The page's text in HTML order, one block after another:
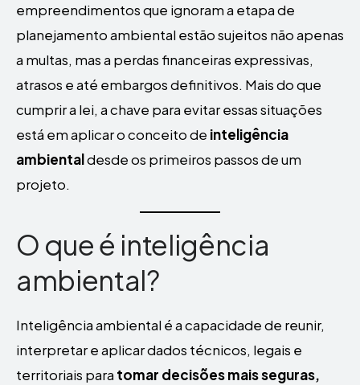
empreendimentos que ignoram a etapa de
planejamento ambiental estão sujeitos não apenas
a multas, mas a perdas financeiras expressivas,
atrasos e até embargos definitivos. Mais do que
cumprir a lei, a chave para evitar essas situações
está em aplicar o conceito de inteligência
ambientaldesde os primeiros passos de um
projeto.
O que é inteligência
ambiental?
Inteligência ambiental é a capacidade de reunir,
interpretar e aplicar dados técnicos, legais e
territoriais para tomar decisões mais seguras,